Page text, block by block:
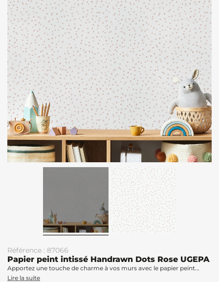
Référence : 87066
Papier peint intissé Handrawn Dots Rose UGEPA
Apportez une touche de charme à vos murs avec le papier peint...
Lire la suite